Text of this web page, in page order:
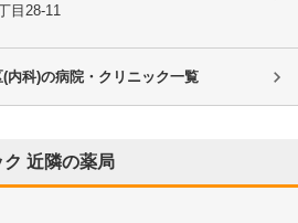
目28-11
内科)の病院・クリニック一覧
近隣の薬局